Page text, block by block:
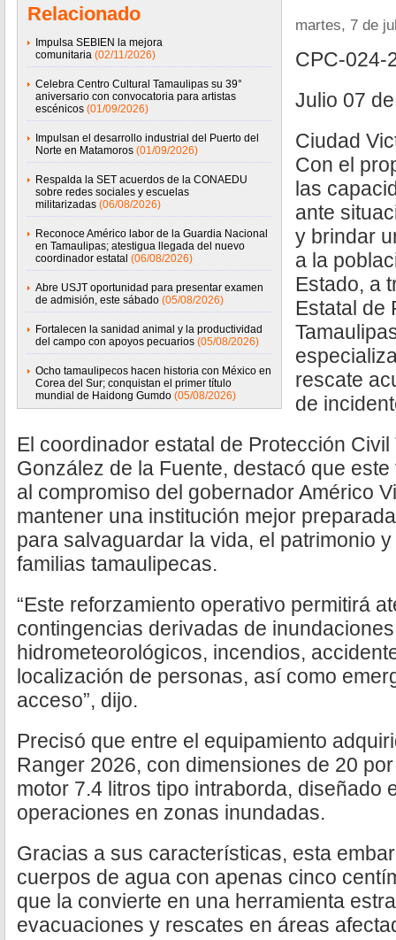
Relacionado
Impulsa SEBIEN la mejora
comunitaria (02/11/2026)
Celebra Centro Cultural Tamaulipas su 39°
aniversario con convocatoria para artistas
escénicos (01/09/2026)
Impulsan el desarrollo industrial del Puerto del
Norte en Matamoros (01/09/2026)
Respalda la SET acuerdos de la CONAEDU
sobre redes sociales y escuelas
militarizadas (06/08/2026)
Reconoce Américo labor de la Guardia Nacional
en Tamaulipas; atestigua llegada del nuevo
coordinador estatal (06/08/2026)
Abre USJT oportunidad para presentar examen
de admisión, este sábado (05/08/2026)
Fortalecen la sanidad animal y la productividad
del campo con apoyos pecuarios (05/08/2026)
Ocho tamaulipecos hacen historia con México en
Corea del Sur; conquistan el primer título
mundial de Haidong Gumdo (05/08/2026)
martes, 7 de
CPC-024-
Julio 07
Ciudad
Con el
las
ante
y brindar
a la
Estado, a
Estatal de
rescate
de
El coordinador estatal de Protección
González de la Fuente, destacó que
al compromiso del gobernador Américo
mantener una institución mejor
para salvaguardar la vida, el patrimonio
familias tamaulipecas.
“Este reforzamiento operativo permitirá
contingencias derivadas de
hidrometeorológicos, incendios,
localización de personas, así como
acceso”, dijo.
Precisó que entre el equipamiento
Ranger 2026, con dimensiones de 20
motor 7.4 litros tipo intraborda, diseñado
operaciones en zonas inundadas.
Gracias a sus características, esta
cuerpos de agua con apenas cinco
que la convierte en una herramienta
evacuaciones y rescates en áreas